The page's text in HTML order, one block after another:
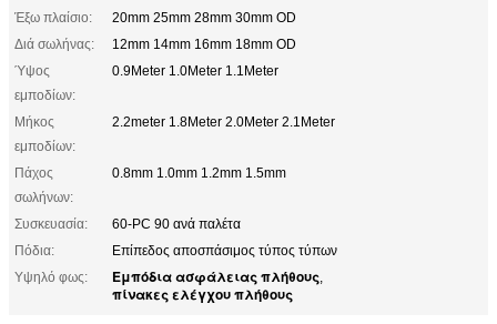
Έξω πλαίσιο:
20mm 25mm 28mm 30mm OD
Διά σωλήνας:
12mm 14mm 16mm 18mm OD
Ύψος
εμποδίων:
0.9Meter 1.0Meter 1.1Meter
Μήκος
εμποδίων:
2.2meter 1.8Meter 2.0Meter 2.1Meter
Πάχος
σωλήνων:
0.8mm 1.0mm 1.2mm 1.5mm
Συσκευασία:
60-PC 90 ανά παλέτα
Πόδια:
Επίπεδος αποσπάσιμος τύπος τύπων
Υψηλό φως:
Εμπόδια ασφάλειας πλήθους,
πίνακες ελέγχου πλήθους